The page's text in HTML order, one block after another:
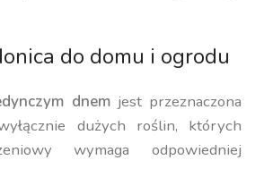
do domu i ogrodu
dnemjest przeznaczona
dużych roślin, których
wymaga odpowiedniej